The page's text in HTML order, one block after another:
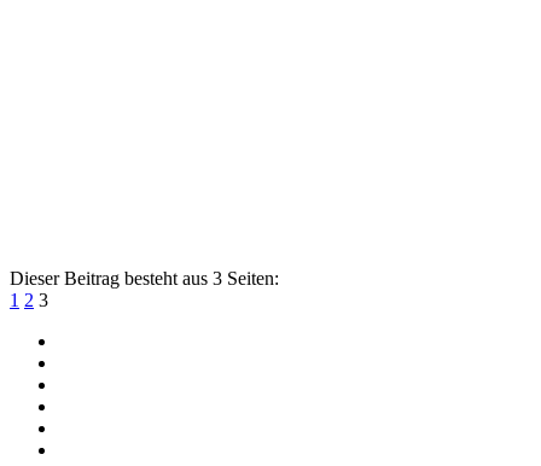
Dieser Beitrag besteht aus 3 Seiten:
1 2 3